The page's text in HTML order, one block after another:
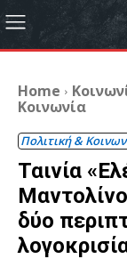
Home
Κοινωνία
Πολιτική &
Ταινία
δύο